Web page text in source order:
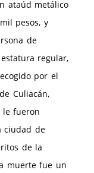
ataúd metálico
pesos, y
de
regular,
por el
Culiacán,
le fueron
ciudad de
de la
muerte fue un